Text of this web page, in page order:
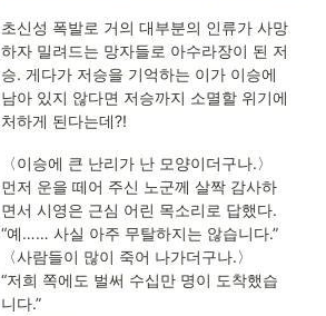
초신성 폭발로 거의 대부분의 인류가 사망
하자 밀려드는 망자들로 아수라장이 된 저
승. 게다가 저승을 기억하는 이가 이승에
남아 있지 않다면 저승까지 소멸할 위기에
처하게 된다는데?!
〈이승에 큰 난리가 난 모양이더구나.〉
먼저 운을 떼어 주신 노군께 살짝 감사하
면서 시영은 근심 어린 목소리로 답했다.
“예…… 사실 아주 무탈하지는 않습니다.”
〈사람들이 많이 죽어 나가더구나.〉
“저희 쪽에도 벌써 수십만 명이 도착했습
니다.”